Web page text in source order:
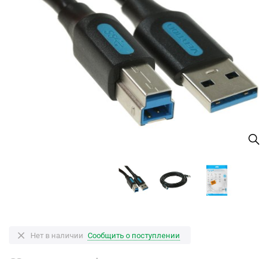
Нет в наличии Сообщить о поступлении